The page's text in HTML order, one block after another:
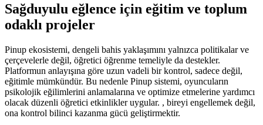
Sağduyulu eğlence için eğitim ve toplum
odaklı projeler
Pinup ekosistemi, dengeli bahis yaklaşımını yalnızca politikalar ve
çerçevelerle değil, öğretici öğrenme temeliyle da destekler.
Platformun anlayışına göre uzun vadeli bir kontrol, sadece değil,
eğitimle mümkündür. Bu nedenle Pinup sistemi, oyuncuların
psikolojik eğilimlerini anlamalarına ve optimize etmelerine yardımcı
olacak düzenli öğretici etkinlikler uygular. , bireyi engellemek değil,
ona kontrol bilinci kazanma gücü geliştirmektir.